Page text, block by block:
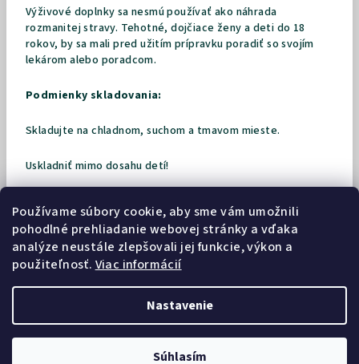
Používame súbory cookie, aby sme vám umožnili
pohodlné prehliadanie webovej stránky a vďaka
analýze neustále zlepšovali jej funkcie, výkon a
použiteľnosť. Viac informácií
Nastavenie
Súhlasím
Výživové doplnky sa nesmú používať ako náhrada
rozmanitej stravy. Tehotné, dojčiace ženy a deti do 18
rokov, by sa mali pred užitím prípravku poradiť so svojím
lekárom alebo poradcom.
Podmienky skladovania:
Skladujte na chladnom, suchom a tmavom mieste.
Uskladniť mimo dosahu detí!